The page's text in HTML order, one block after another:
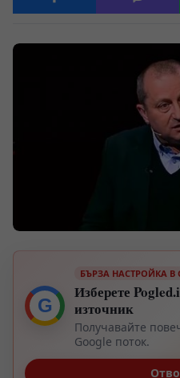
G
БЪРЗА НАСТРОЙКА В
Изберете
източник
Получавайте
Google поток.